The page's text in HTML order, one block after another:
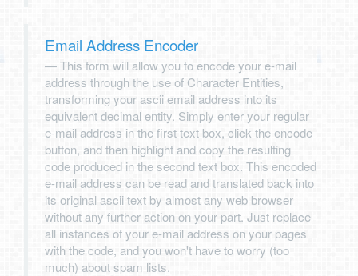
Email Address Encoder
This form will allow you to encode your e-mail
address through the use of Character Entities,
transforming your ascii email address into its
equivalent decimal entity. Simply enter your regular
e-mail address in the first text box, click the encode
button, and then highlight and copy the resulting
code produced in the second text box. This encoded
e-mail address can be read and translated back into
its original ascii text by almost any web browser
without any further action on your part. Just replace
all instances of your e-mail address on your pages
with the code, and you won't have to worry (too
much) about spam lists.